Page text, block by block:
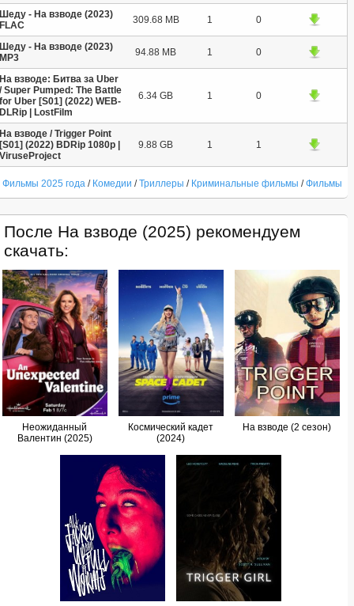
Шеду - На взводе (2023)
FLAC
309.68 MB 1 0
Шеду - На взводе (2023)
MP3
94.88 MB 1 0
На взводе: Битва за Uber
/ Super Pumped: The Battle
for Uber [S01] (2022) WEB-
DLRip | LostFilm
6.34 GB 1 0
На взводе / Trigger Point
[S01] (2022) BDRip 1080p |
ViruseProject
9.88 GB 1 1
Фильмы 2025 года / Комедии /Триллеры / Криминальные фильмы /Фильмы
После На взводе (2025) рекомендуем
скачать:
Неожиданный
Валентин (2025)
Космический кадет
(2024)
На взводе (2 сезон)